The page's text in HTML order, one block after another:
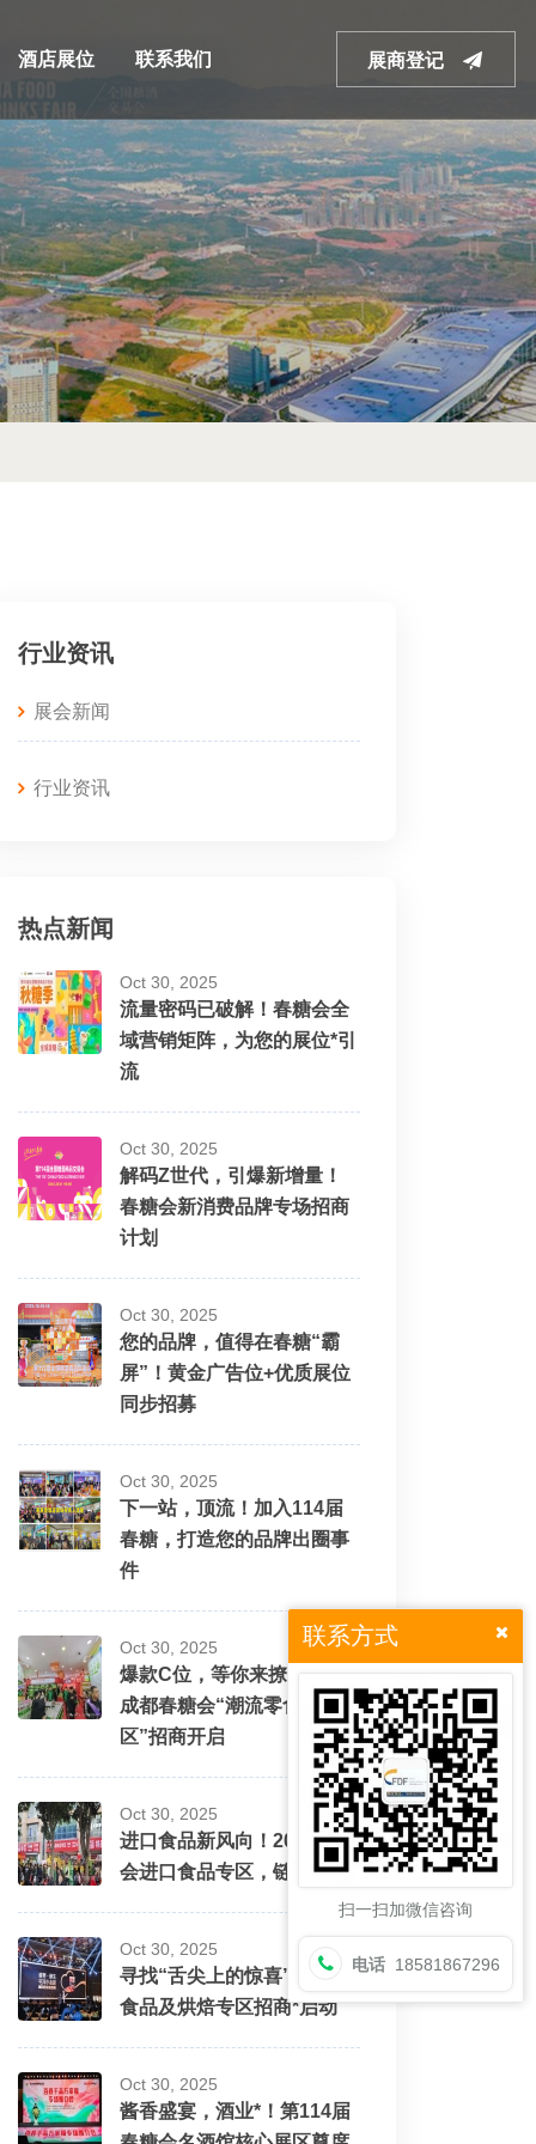
酒店展位 联系我们 展商登记
行业资讯
展会新闻
行业资讯
热点新闻
Oct 30, 2025
流量密码已破解！春糖会全
域营销矩阵，为您的展位*引
流
Oct 30, 2025
解码Z世代，引爆新增量！
春糖会新消费品牌专场招商
计划
Oct 30, 2025
您的品牌，值得在春糖“霸
屏”！黄金广告位+优质展位
同步招募
Oct 30, 2025
下一站，顶流！加入114届
春糖，打造您的品牌出圈事
件
Oct 30, 2025
爆款C位，等你来撩！2026
成都春糖会“潮流零食街
区”招商开启
Oct 30, 2025
进口食品新风向！2026春糖
会进口食品专区，链接*美味
Oct 30, 2025
寻找“舌尖上的惊喜”！休闲
食品及烘焙专区招商*启动
Oct 30, 2025
酱香盛宴，酒业*！第114届
联系方式
扫一扫加微信咨询
电话 18581867296